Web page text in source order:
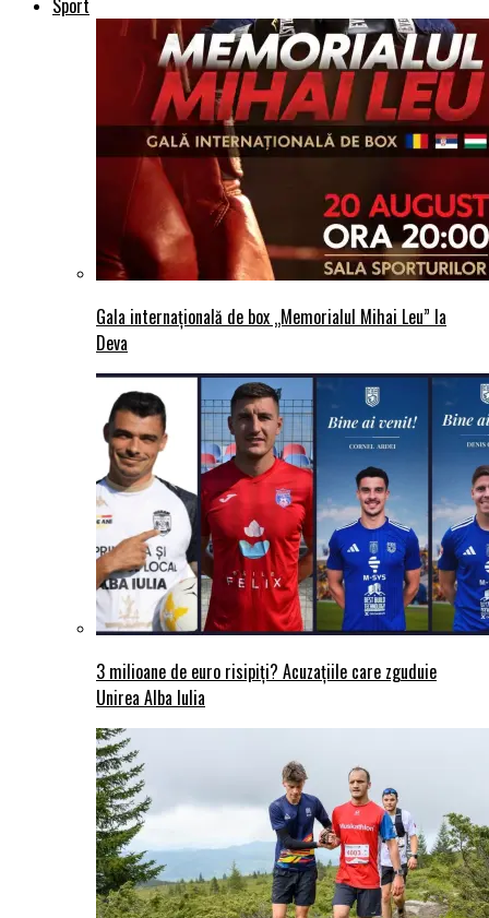
Sport
Gala internațională de box „Memorialul Mihai Leu” la
Deva
3 milioane de euro risipiți? Acuzațiile care zguduie
Unirea Alba Iulia